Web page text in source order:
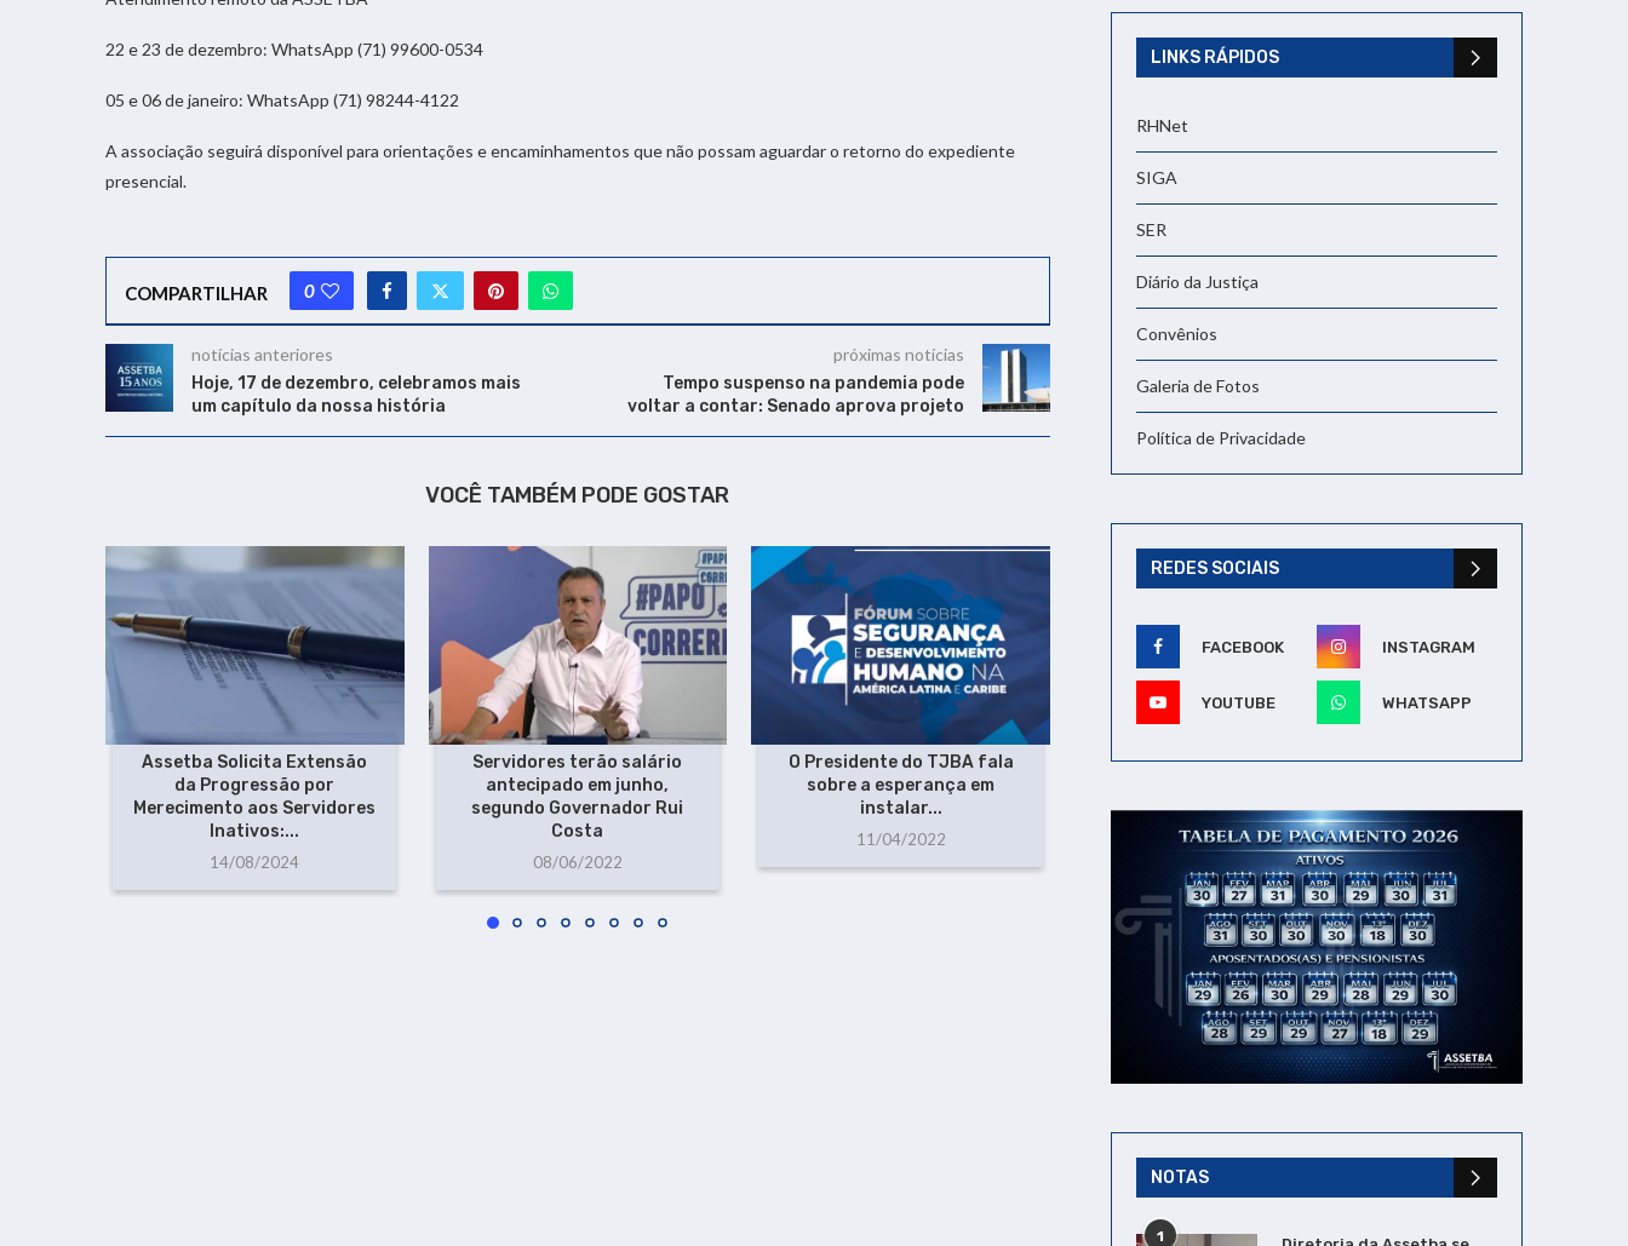
22 e 23 de dezembro: WhatsApp (71) 99600-0534
05 e 06 de janeiro: WhatsApp (71) 98244-4122
A associação seguirá disponível para orientações e encaminhamentos que não possam aguardar o retorno do expediente
presencial.
COMPARTILHAR 0
notícias anteriores
Hoje, 17 de dezembro, celebramos mais
um capítulo da nossa história
próximas notícias
Tempo suspenso na pandemia pode
voltar a contar: Senado aprova projeto
VOCÊ TAMBÉM PODE GOSTAR
Assetba Solicita Extensão
da Progressão por
Merecimento aos Servidores
Inativos:...
14/08/2024
Servidores terão salário
antecipado em junho,
segundo Governador Rui
Costa
08/06/2022
O Presidente do TJBA fala
sobre a esperança em
instalar...
11/04/2022
Governador do Estado da
do uso de...
04/04/2022
Aprovação de
Progressão para
LINKS RÁPIDOS
RHNet
SIGA
SER
Diário da Justiça
Convênios
Galeria de Fotos
Política de Privacidade
REDES SOCIAIS
FACEBOOK INSTAGRAM
YOUTUBE WHATSAPP
NOTAS
1